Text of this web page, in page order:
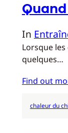
In
Lorsque
quelques…
Find out
chaleur du